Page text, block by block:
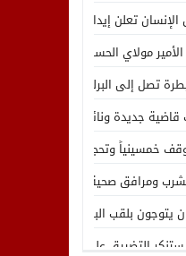
الإنسان تعلن إيداع رئيسها
مولاي الحسن يدشن “برج
تصل إلى البرلمان واستقالة
جديدة ونائب لوكيل الملك
10 كيلوغرامات من الشيرا
ومرافق صحية في وضعية
بلقب البطولة العربية
يستنكر التضييق على الموظفين